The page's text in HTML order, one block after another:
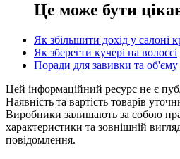
Це може бути
Як збільшити дохід у салоні
Як зберегти кучері на волоссі
Поради для завивки та об'єму
Цей інформаційний ресурс не є
Наявність та вартість товарів
Виробники залишають за собою
характеристики та зовнішній
повідомлення.